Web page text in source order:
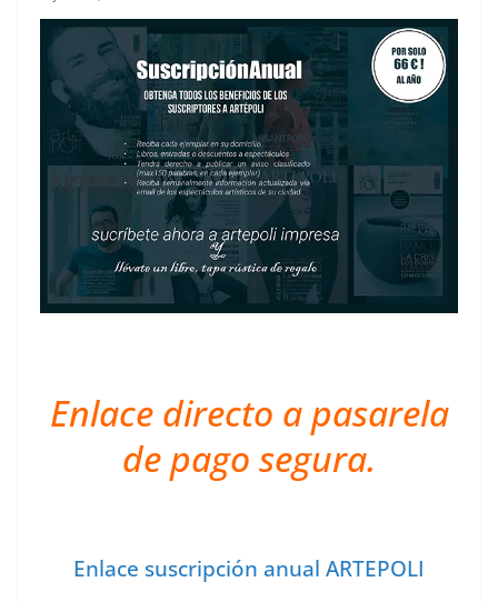
Enlace directo a pasarela
de pago segura.
Enlace suscripción anual ARTEPOLI